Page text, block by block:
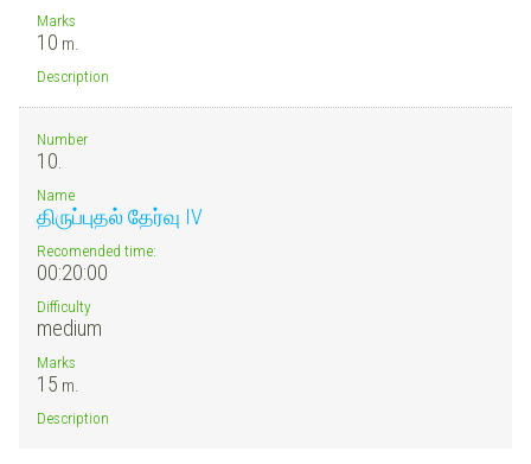
Marks
10 m.
Description
Number
10.
Name
திருப்புதல் தேர்வு IV
Recomended time:
00:20:00
Difficulty
medium
Marks
15 m.
Description